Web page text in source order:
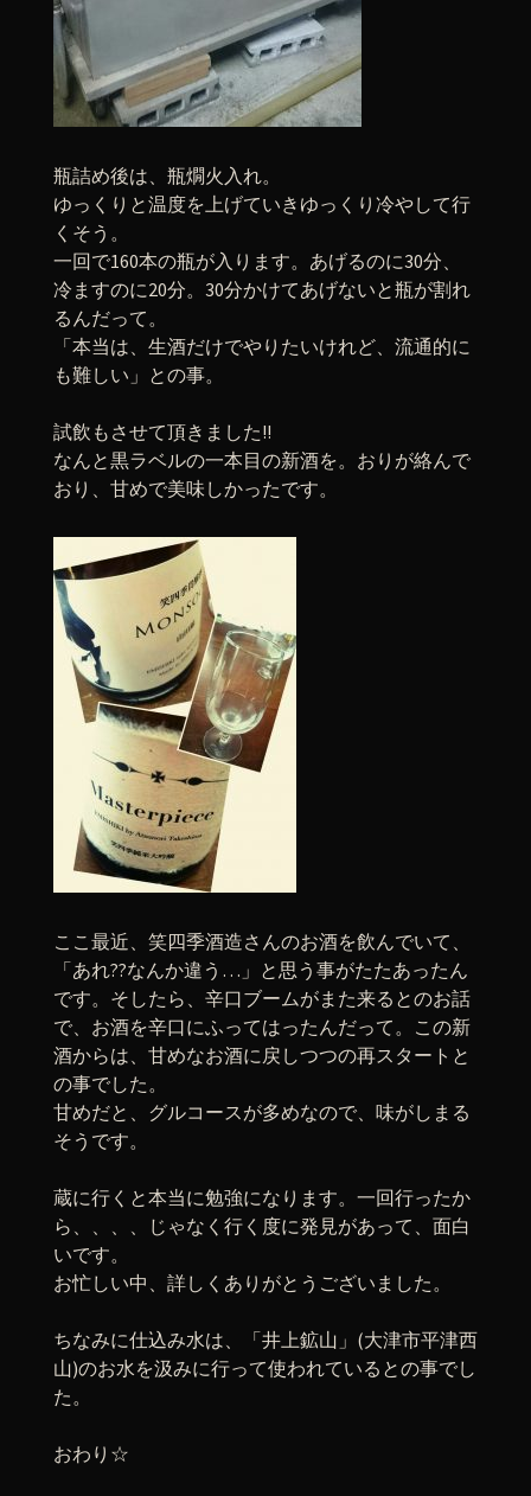
瓶詰め後は、瓶燗火入れ。
ゆっくりと温度を上げていきゆっくり冷やして行
くそう。
一回で160本の瓶が入ります。あげるのに30分、
冷ますのに20分。30分かけてあげないと瓶が割れ
るんだって。
「本当は、生酒だけでやりたいけれど、流通的に
も難しい」との事。
試飲もさせて頂きました!!
なんと黒ラベルの一本目の新酒を。おりが絡んで
おり、甘めで美味しかったです。
ここ最近、笑四季酒造さんのお酒を飲んでいて、
「あれ??なんか違う…」と思う事がたたあったん
です。そしたら、辛口ブームがまた来るとのお話
で、お酒を辛口にふってはったんだって。この新
酒からは、甘めなお酒に戻しつつの再スタートと
の事でした。
甘めだと、グルコースが多めなので、味がしまる
そうです。
蔵に行くと本当に勉強になります。一回行ったか
ら、、、、じゃなく行く度に発見があって、面白
いです。
お忙しい中、詳しくありがとうございました。
ちなみに仕込み水は、「井上鉱山」(大津市平津西
山)のお水を汲みに行って使われているとの事でし
た。
おわり☆